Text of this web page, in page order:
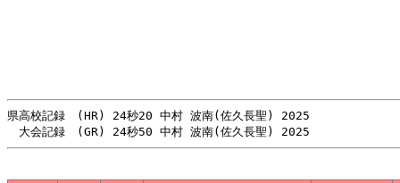
県高校記録　(HR) 24秒20 中村 波南(佐久長聖) 2025